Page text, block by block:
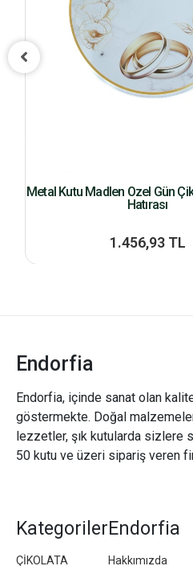
Metal Kutu Madlen Özel Gün
Hatırası
1.456,93 TL
Endorfia
Endorfia, içinde sanat olan
göstermekte. Doğal
lezzetler, şık kutularda sizlere
50 kutu ve üzeri sipariş veren
Kategoriler
ÇİKOLATA
Endorfia
Hakkımızda